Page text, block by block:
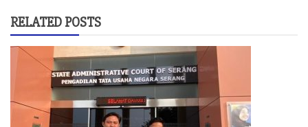
RELATED POSTS